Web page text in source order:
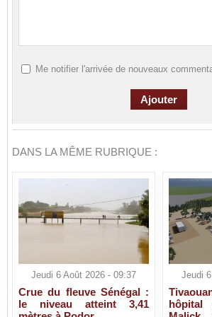
Me notifier l'arrivée de nouveaux
DANS LA MÊME RUBRIQUE :
Jeudi 6 Août 2026 - 09:37
Crue du fleuve Sénégal :
le niveau atteint 3,41
Jeudi